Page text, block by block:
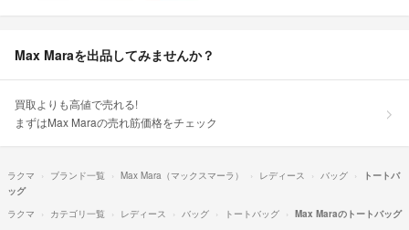
Max Maraを出品してみませんか？
買取よりも高値で売れる!
まずはMax Maraの売れ筋価格をチェック
ラクマ ブランド一覧 Max Mara（マックスマーラ） レディース バッグ
トートバ
ッグ
ラクマ
カテゴリ一覧 レディース バッグ トートバッグ Max Maraのトートバッグ